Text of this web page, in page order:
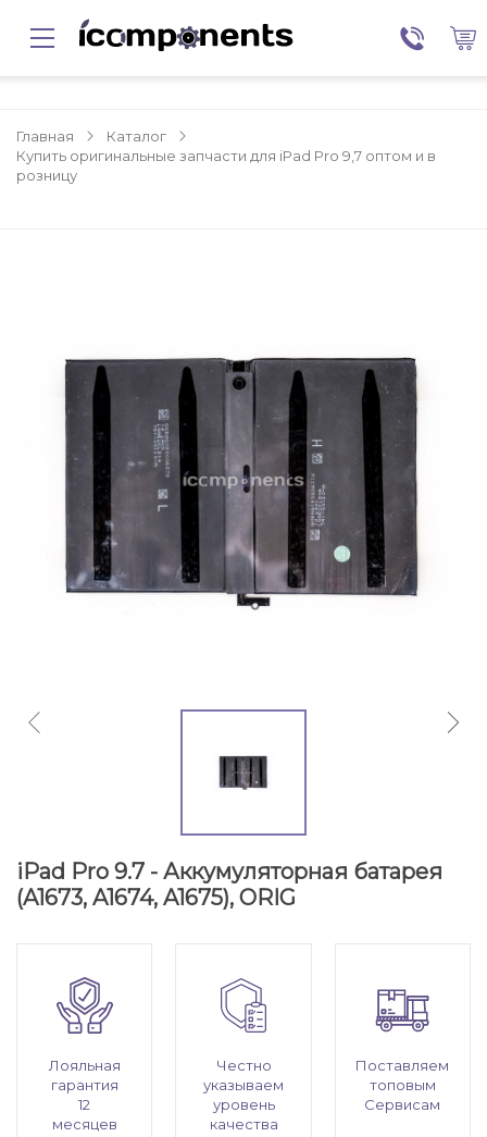
Главная
Каталог
Купить оригинальные запчасти для iPad Pro 9,7 оптом и в
розницу
iPad Pro 9.7 - Аккумуляторная батарея
(A1673, A1674, A1675), ORIG
Лояльная
гарантия
12
месяцев
Честно
указываем
уровень
качества
Поставляем
топовым
Сервисам